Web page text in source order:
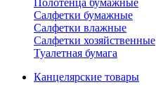
Полотенца бумажные
Салфетки бумажные
Салфетки влажные
Салфетки хозяйственные
Туалетная бумага
Канцелярские товары